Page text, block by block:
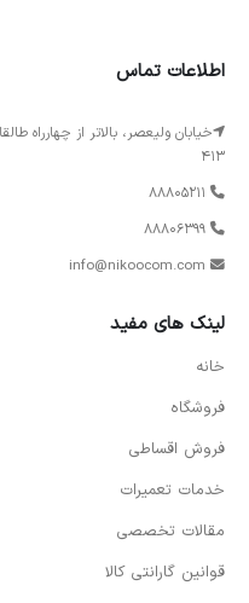
اطلاعات تماس
خیابان ولیعصر، بالاتر از چهارراه
413
88805211
88806399
info@nikoocom.com
لینک های مفید
خانه
فروشگاه
فروش اقساطی
خدمات تعمیرات
مقالات تخصصی
قوانین گارانتی کالا